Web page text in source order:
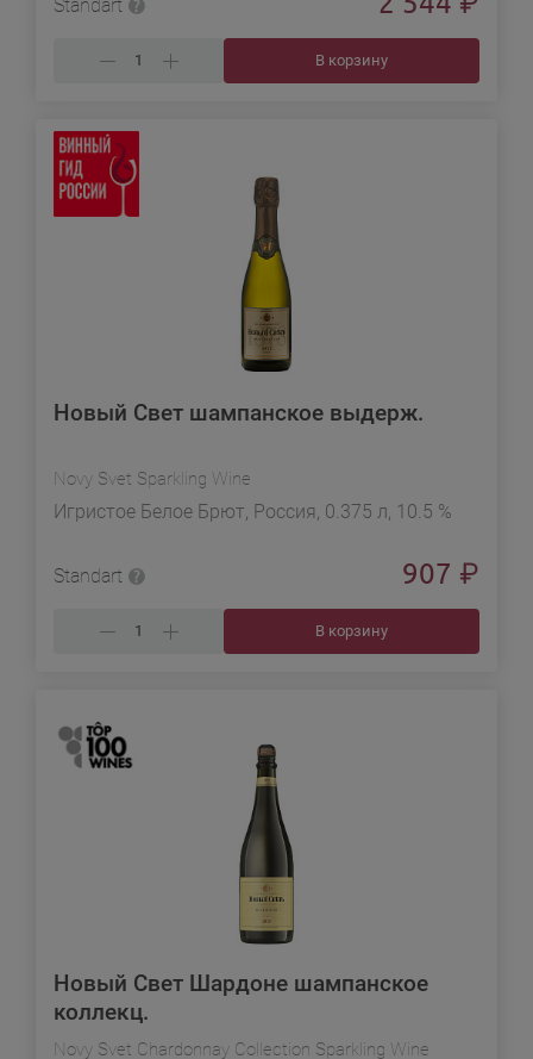
Standart
В корзину
Новый Свет шампанское выдерж.
Novy Svet Sparkling Wine
Игристое Белое Брют, Россия, 0.375 л, 10.5 %
Standart 907 ₽
В корзину
Новый Свет Шардоне шампанское
коллекц.
Novy Svet Chardonnay Collection Sparkling Wine